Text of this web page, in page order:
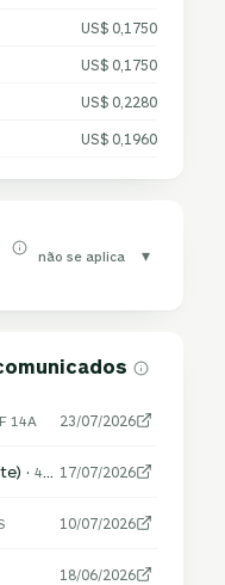
US$ 0,1750
US$ 0,1750
US$ 0,2280
US$ 0,1960
não se aplica ▾
14A 23/07/2026
·485APOS 17/07/2026
10/07/2026
18/06/2026